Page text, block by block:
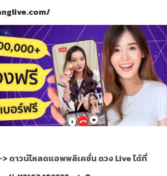
ดาวน์โหลดแอพพลิเคชั่น ดวง Live ได้ที่